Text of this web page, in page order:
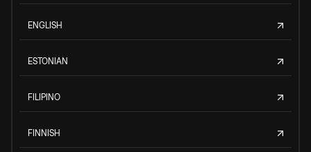
ENGLISH
ESTONIAN
FILIPINO
FINNISH